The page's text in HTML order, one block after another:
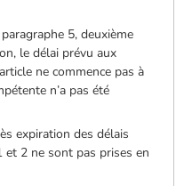
5, deuxième
le délai prévu aux
ne commence pas à
n’a pas été
expiration des délais
et 2 ne sont pas prises en